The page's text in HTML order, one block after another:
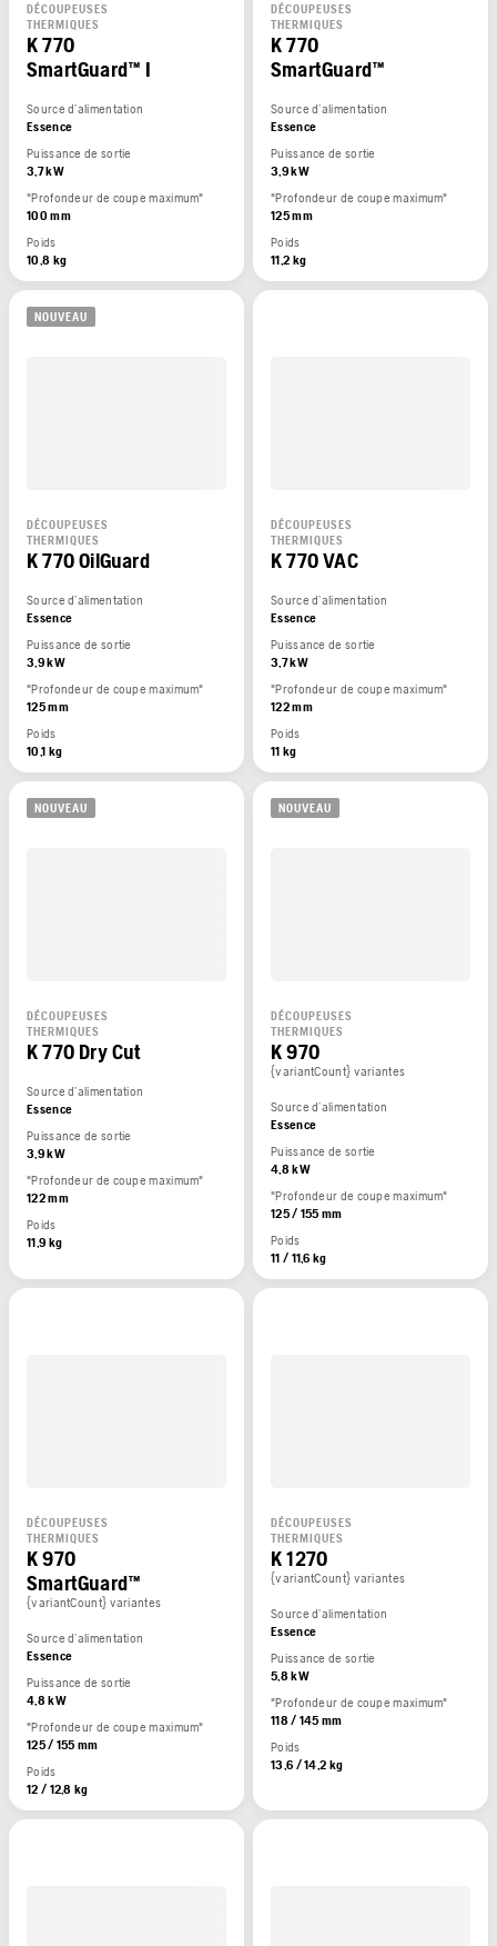
DÉCOUPEUSES
THERMIQUES
K 770
SmartGuard™ I
Source d’alimentation
Essence
Puissance de sortie
3,7 kW
"Profondeur de coupe maximum"
100 mm
Poids
10,8 kg
DÉCOUPEUSES
THERMIQUES
K 770
SmartGuard™
Source d’alimentation
Essence
Puissance de sortie
3,9 kW
"Profondeur de coupe maximum"
125 mm
Poids
11,2 kg
NOUVEAU
DÉCOUPEUSES
THERMIQUES
K 770 OilGuard
Source d’alimentation
Essence
Puissance de sortie
3,9 kW
"Profondeur de coupe maximum"
125 mm
Poids
10,1 kg
DÉCOUPEUSES
THERMIQUES
K 770 VAC
Source d’alimentation
Essence
Puissance de sortie
3,7 kW
"Profondeur de coupe maximum"
122 mm
Poids
11 kg
NOUVEAU
DÉCOUPEUSES
THERMIQUES
K 770 Dry Cut
Source d’alimentation
Essence
Puissance de sortie
3,9 kW
"Profondeur de coupe maximum"
122 mm
Poids
11,9 kg
NOUVEAU
DÉCOUPEUSES
THERMIQUES
K 970
{variantCount} variantes
Source d’alimentation
Essence
Puissance de sortie
4,8 kW
"Profondeur de coupe maximum"
125 / 155 mm
Poids
11 / 11,6 kg
DÉCOUPEUSES
THERMIQUES
K 970
SmartGuard™
{variantCount} variantes
Source d’alimentation
Essence
Puissance de sortie
4,8 kW
"Profondeur de coupe maximum"
125 / 155 mm
Poids
12 / 12,8 kg
DÉCOUPEUSES
THERMIQUES
K 1270
{variantCount} variantes
Source d’alimentation
Essence
Puissance de sortie
5,8 kW
"Profondeur de coupe maximum"
118 / 145 mm
Poids
13,6 / 14,2 kg